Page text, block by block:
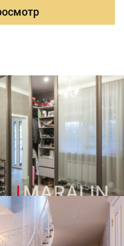
обои. Кухня
заказу и наполнена
множество
оборудование:
BAXI, газовый
накопительный бак.
Рядом развита
аптеки,
общественного
развязка, в любую
зона отдыха с